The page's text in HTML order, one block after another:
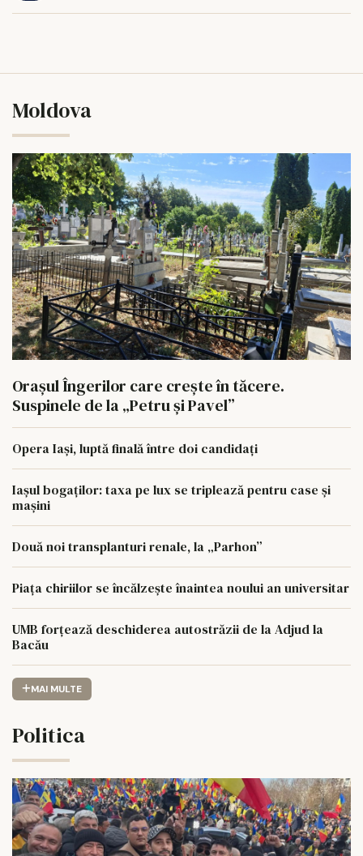
Moldova
Orașul Îngerilor care crește în tăcere.
Suspinele de la „Petru și Pavel”
Opera Iași, luptă finală între doi candidați
Iașul bogaților: taxa pe lux se triplează pentru case și
mașini
Două noi transplanturi renale, la „Parhon”
Piața chiriilor se încălzește înaintea noului an universitar
UMB forțează deschiderea autostrăzii de la Adjud la
Bacău
MAI MULTE
Politica